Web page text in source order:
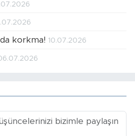
korkma! 10.07.2026